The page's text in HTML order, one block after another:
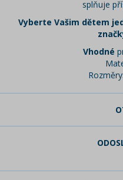
splňuje
Vyberte Vašim dětem
Vhodné